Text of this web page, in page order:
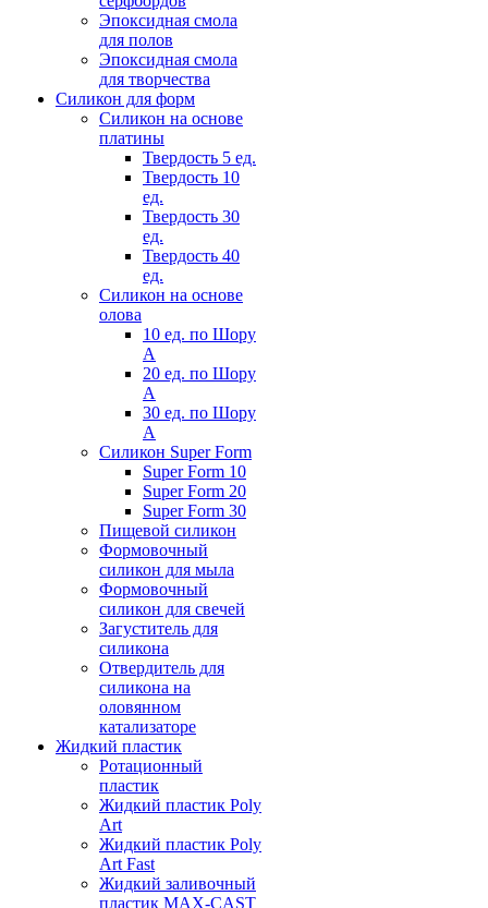
Эпоксидная смола
для полов
Эпоксидная смола
для творчества
Силикон для форм
Силикон на основе
платины
Твердость 5 ед.
Твердость 10
ед.
Твердость 30
ед.
Твердость 40
ед.
Силикон на основе
олова
10 ед. по Шору
А
20 ед. по Шору
А
30 ед. по Шору
А
Силикон Super Form
Super Form 10
Super Form 20
Super Form 30
Пищевой силикон
Формовочный
силикон для мыла
Формовочный
силикон для свечей
Загуститель для
силикона
Отвердитель для
силикона на
оловянном
катализаторе
Жидкий пластик
Ротационный
пластик
Жидкий пластик Poly
Art
Жидкий пластик Poly
Art Fast
Жидкий заливочный
пластик MAX-CAST